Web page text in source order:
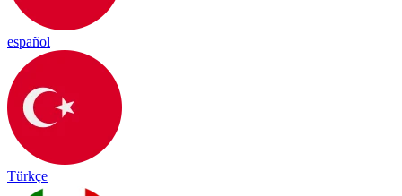
español
Türkçe